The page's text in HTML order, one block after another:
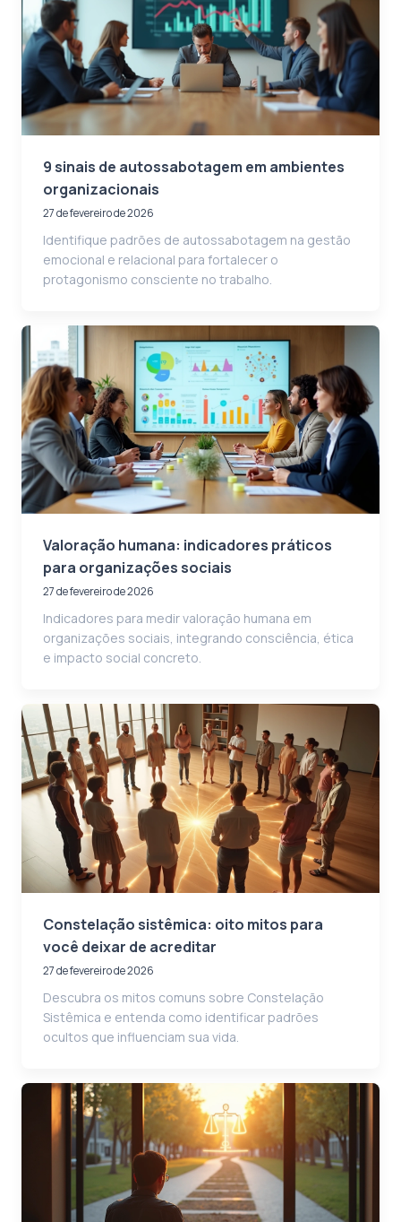
9 sinais de autossabotagem em ambientes
organizacionais
27 de fevereiro de 2026
Identifique padrões de autossabotagem na gestão
emocional e relacional para fortalecer o
protagonismo consciente no trabalho.
Valoração humana: indicadores práticos
para organizações sociais
27 de fevereiro de 2026
Indicadores para medir valoração humana em
organizações sociais, integrando consciência, ética
e impacto social concreto.
Constelação sistêmica: oito mitos para
você deixar de acreditar
27 de fevereiro de 2026
Descubra os mitos comuns sobre Constelação
Sistêmica e entenda como identificar padrões
ocultos que influenciam sua vida.